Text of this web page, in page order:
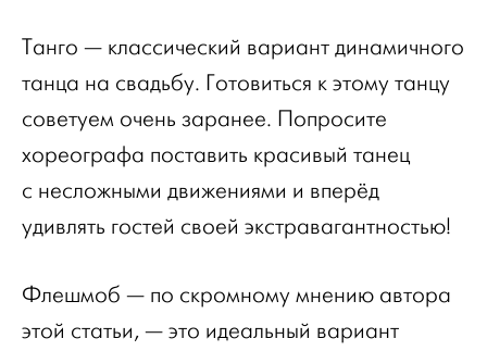
Танго — классический вариант динамичного
танца на свадьбу. Готовиться к этому танцу
советуем очень заранее. Попросите
хореографа поставить красивый танец
с несложными движениями и вперёд
удивлять гостей своей экстравагантностью!
Флешмоб — по скромному мнению автора
этой статьи, — это идеальный вариант